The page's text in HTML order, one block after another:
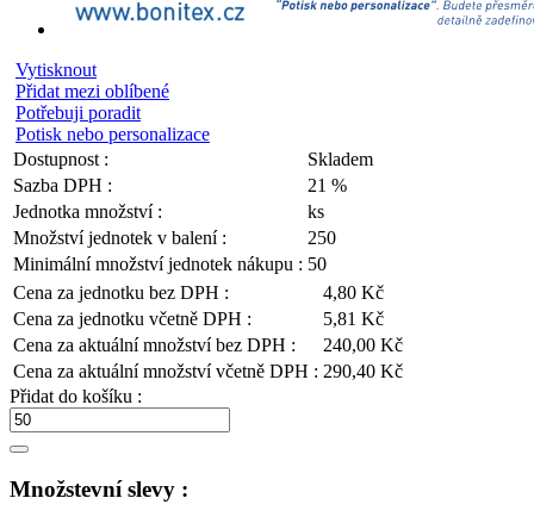
Vytisknout
Přidat mezi oblíbené
Potřebuji poradit
Potisk nebo personalizace
Dostupnost :
Skladem
Sazba DPH :
21 %
Jednotka množství :
ks
Množství jednotek v balení :
250
Minimální množství jednotek nákupu : 50
Cena za jednotku bez DPH :
4,80 Kč
Cena za jednotku včetně DPH :
5,81 Kč
Cena za aktuální množství bez DPH :
240,00 Kč
Cena za aktuální množství včetně DPH : 290,40 Kč
Přidat do košíku :
Množstevní slevy :